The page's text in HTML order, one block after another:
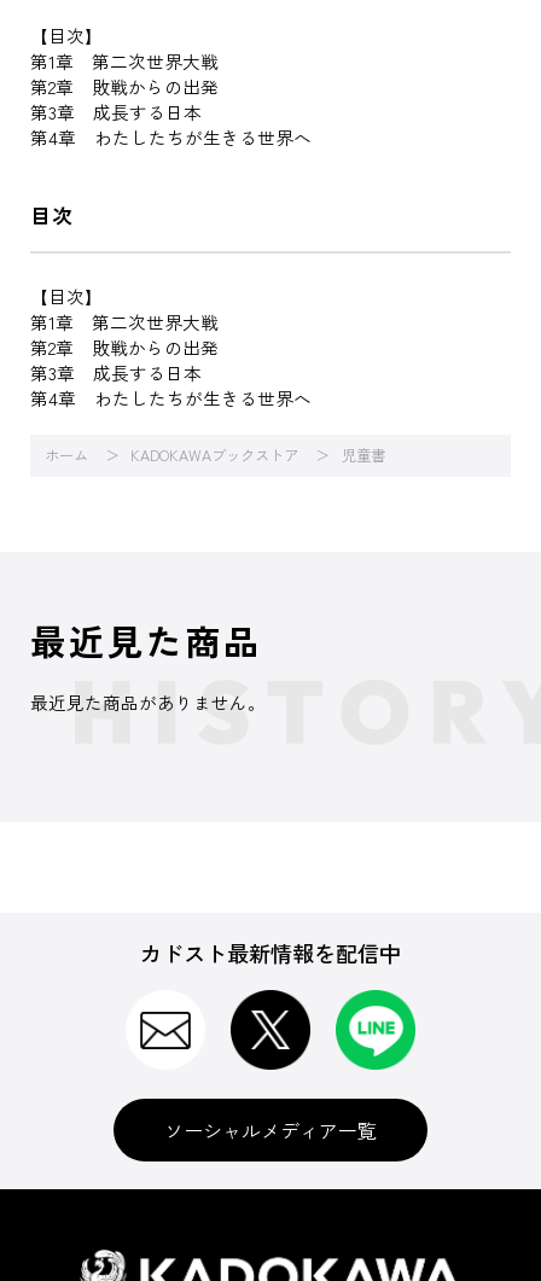
【目次】
第1章 第二次世界大戦
第2章 敗戦からの出発
第3章 成長する日本
第4章 わたしたちが生きる世界へ
目次
【目次】
第1章 第二次世界大戦
第2章 敗戦からの出発
第3章 成長する日本
第4章 わたしたちが生きる世界へ
ホーム KADOKAWAブックストア 児童書
最近見た商品
最近見た商品がありません。
カドスト最新情報を配信中
ソーシャルメディア一覧